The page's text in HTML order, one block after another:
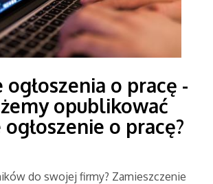
o pracę -
opublikować
o pracę?
do swojej firmy? Zamieszczenie